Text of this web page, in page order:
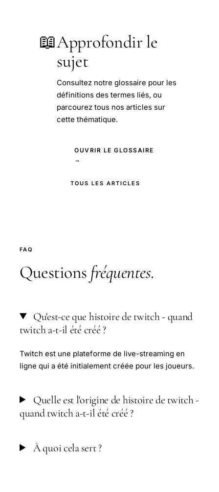
📖Approfondir le
sujet
Consultez notre glossaire pour les
définitions des termes liés, ou
parcourez tous nos articles sur
cette thématique.
OUVRIR LE GLOSSAIRE
→
TOUS LES ARTICLES
FAQ
Questions fréquentes.
Qu'est-ce que histoire de twitch - quand
twitch a-t-il été créé ?
Twitch est une plateforme de live-streaming en
ligne qui a été initialement créée pour les joueurs.
Quelle est l'origine de histoire de twitch -
quand twitch a-t-il été créé ?
À quoi cela sert ?